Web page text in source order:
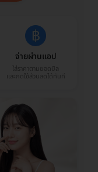
จ่ายผ่านแอป
ใส่ราคาตามยอดบิล
และกดใช้ส่วนลดได้ทันที